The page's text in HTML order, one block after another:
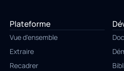
Plateforme
Vue d'ensemble
Extraire
Recadrer